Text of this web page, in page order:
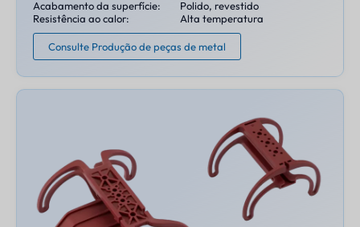
Acabamento da superfície:
Polido, revestido
Resistência ao calor:
Alta temperatura
Consulte Produção de peças de metal